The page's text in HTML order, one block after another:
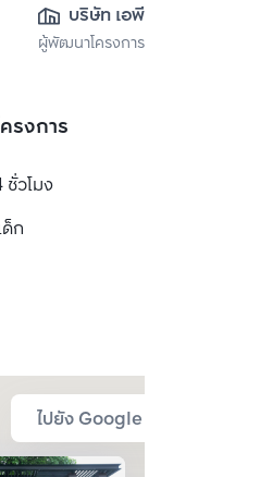
บริษัท เอพี (ไทย
แลนด์)
ผู้พัฒนาโครงการ
รงการ
วโมง
ก
ไปยัง Google Map